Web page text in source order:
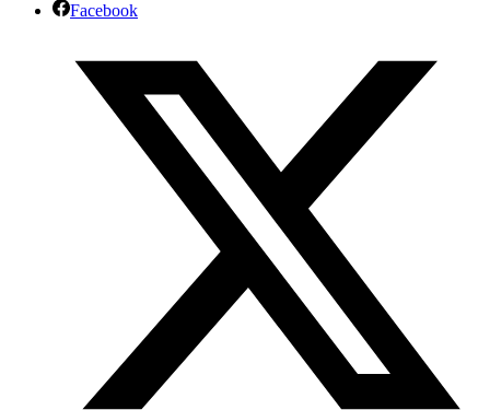
Facebook